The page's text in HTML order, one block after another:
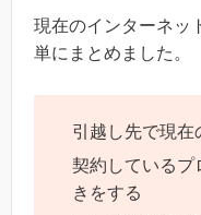
現在のインターネッ
単にまとめました。
引越し先で現在
契約しているプ
きをする